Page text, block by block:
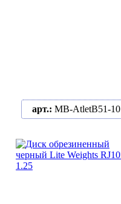
арт.: MB-AtletB51-10